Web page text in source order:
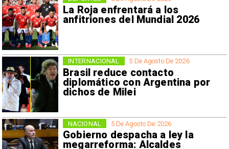
La Roja enfrentará a los
anfitriones del Mundial 2026
5 De Agosto De 2026
Brasil reduce contacto
diplomático con Argentina por
dichos de Milei
INTERNACIONAL
5 De Agosto De 2026
Gobierno despacha a ley la
megarreforma: Alcaldes
NACIONAL